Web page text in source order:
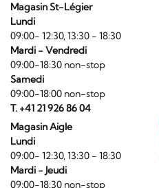
Magasin St-Légier
Lundi
09:00- 12:30, 13:30 - 18:30
Mardi - Vendredi
09:00-18:30 non-stop
Samedi
09:00-18:00 non-stop
T. +41 21 926 86 04
Magasin Aigle
Lundi
09:00- 12:30, 13:30 - 18:30
Mardi - Jeudi
09:00-18:30 non-stop